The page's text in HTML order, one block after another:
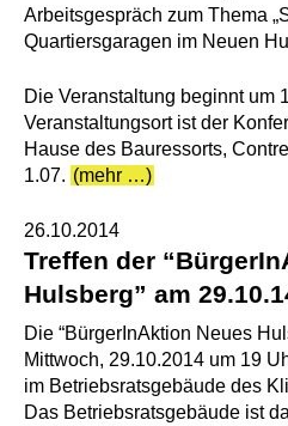
Arbeitsgespräch zum Thema
Quartiersgaragen im Neuen
Die Veranstaltung beginnt um
Veranstaltungsort ist der
Hause des Bauressorts,
1.07. (mehr …)
26.10.2014
Treffen der
Hulsberg” am
Die “BürgerInAktion Neues
Mittwoch, 29.10.2014 um 19
im Betriebsratsgebäude des
Das Betriebsratsgebäude ist